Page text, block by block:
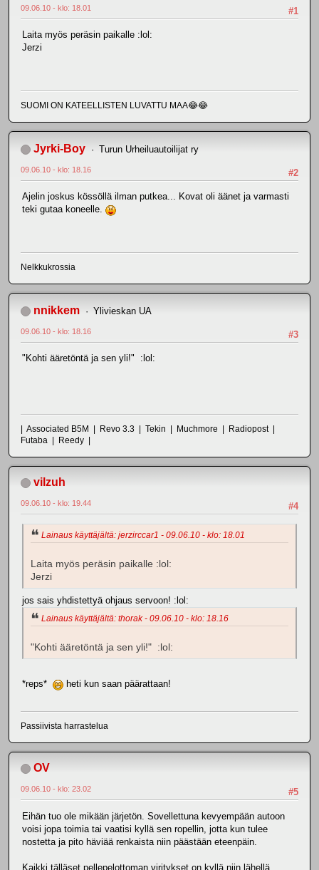
#1
09.06.10 - klo: 18.01
Laita myös peräsin paikalle :lol:
Jerzi
SUOMI ON KATEELLISTEN LUVATTU MAA😂😂
Jyrki-Boy Turun Urheiluautoilijat ry
#2
09.06.10 - klo: 18.16
Ajelin joskus kössöllä ilman putkea... Kovat oli äänet ja varmasti
teki gutaa koneelle.
Nelkkukrossia
nnikkem Ylivieskan UA
#3
09.06.10 - klo: 18.16
"Kohti ääretöntä ja sen yli!" :lol:
| Associated B5M | Revo 3.3 | Tekin | Muchmore | Radiopost |
Futaba | Reedy |
vilzuh
#4
09.06.10 - klo: 19.44
Lainaus käyttäjältä: jerzirccar1 - 09.06.10 - klo: 18.01
Laita myös peräsin paikalle :lol:
Jerzi
jos sais yhdistettyä ohjaus servoon! :lol:
Lainaus käyttäjältä: thorak - 09.06.10 - klo: 18.16
"Kohti ääretöntä ja sen yli!" :lol:
*reps* heti kun saan päärattaan!
Passiivista harrastelua
OV
#5
09.06.10 - klo: 23.02
Eihän tuo ole mikään järjetön. Sovellettuna kevyempään autoon
voisi jopa toimia tai vaatisi kyllä sen ropellin, jotta kun tulee
nostetta ja pito häviää renkaista niin päästään eteenpäin.
Kaikki tälläset pellepelottoman viritykset on kyllä niin lähellä